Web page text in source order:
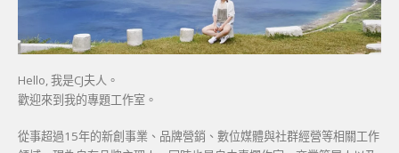
Hello, 我是CJ夫人。
歡迎來到我的專題工作室。
從事超過15年的新創事業、品牌營銷、數位媒體與社群經營等相關工作